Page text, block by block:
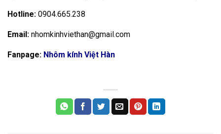
Hotline: 0904.665.238
Email: nhomkinhviethan@gmail.com
Fanpage: Nhôm kính Việt Hàn